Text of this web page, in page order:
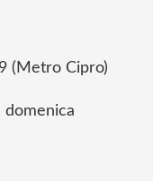
(Metro Cipro)